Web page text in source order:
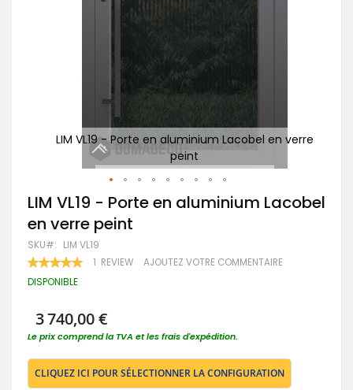
LIM VL19 - Porte en aluminium Lacobel en verre
peint
Passer
au
début
de
la
Galerie
d’images
LIM VL19 - Porte en aluminium Lacobel
en verre peint
SKU LIM VL19
RATING: 1 REVIEW AJOUTEZ VOTRE COMMENTAIRE
DISPONIBLE
3 740,00 €
Le prix comprend la TVA et les frais d'expédition.
CLIQUEZ ICI POUR SÉLECTIONNER LA CONFIGURATION